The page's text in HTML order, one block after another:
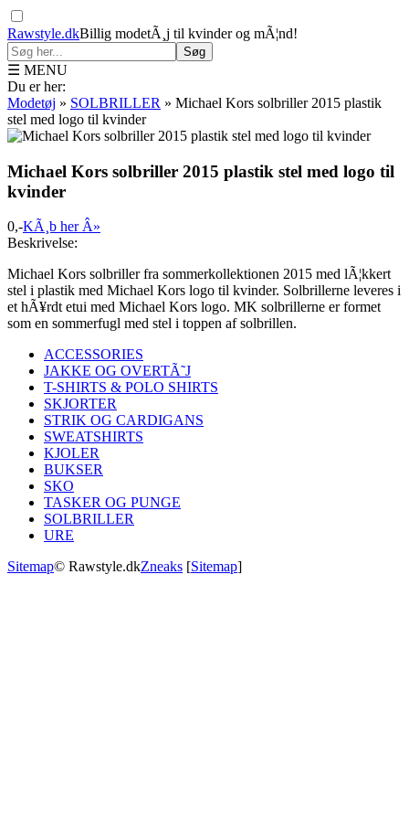
Rawstyle.dkBillig modetÃ¸j til kvinder og mÃ¦nd!
Søg
☰ MENU
Du er her:
Modetøj » SOLBRILLER » Michael Kors solbriller 2015 plastik
stel med logo til kvinder
Michael Kors solbriller 2015 plastik stel med logo til
kvinder
0,-KÃ¸b her Â»
Beskrivelse:
Michael Kors solbriller fra sommerkollektionen 2015 med lÃ¦kkert
stel i plastik med Michael Kors logo til kvinder. Solbrillerne leveres i
et hÃ¥rdt etui med Michael Kors logo. MK solbrillerne er formet
som en sommerfugl med stel i toppen af solbrillen.
ACCESSORIES
JAKKE OG OVERTÃ˜J
T-SHIRTS & POLO SHIRTS
SKJORTER
STRIK OG CARDIGANS
SWEATSHIRTS
KJOLER
BUKSER
SKO
TASKER OG PUNGE
SOLBRILLER
URE
Sitemap© Rawstyle.dkZneaks [Sitemap]